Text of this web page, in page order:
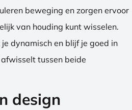
beweging en zorgen ervoor
van houding kunt wisselen.
dynamisch en blijf je goed in
tussen beide
design